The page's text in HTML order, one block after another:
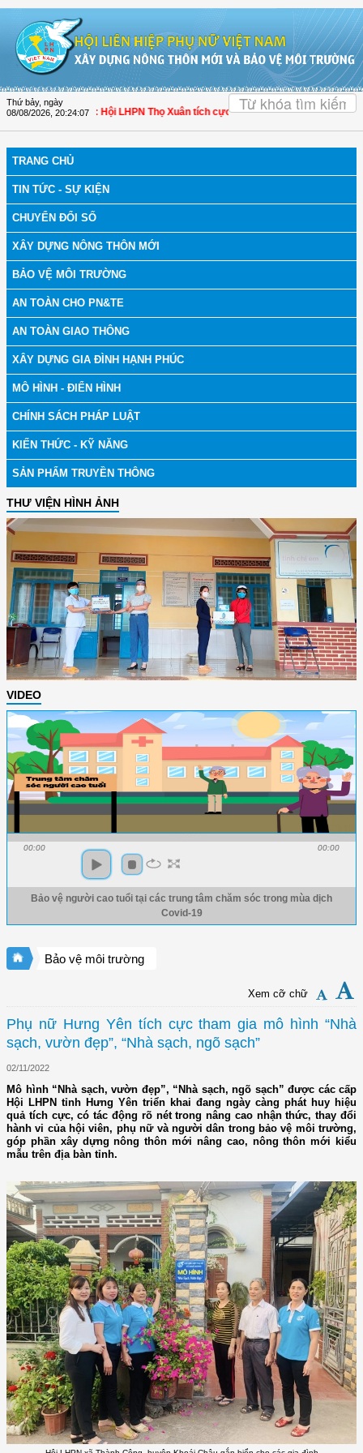
Thứ bảy, ngày
08/08/2026 20:24:08
| Thanh Hóa: Hội LHPN Thọ Xuân tích cực góp phần nâng cao tỷ lệ người
TRANG CHỦ
TIN TỨC - SỰ KIỆN
CHUYỂN ĐỔI SỐ
XÂY DỰNG NÔNG THÔN MỚI
BẢO VỆ MÔI TRƯỜNG
AN TOÀN CHO PN&TE
AN TOÀN GIAO THÔNG
XÂY DỰNG GIA ĐÌNH HẠNH PHÚC
MÔ HÌNH - ĐIỂN HÌNH
CHÍNH SÁCH PHÁP LUẬT
KIẾN THỨC - KỸ NĂNG
SẢN PHẨM TRUYỀN THÔNG
THƯ VIỆN HÌNH ẢNH
VIDEO
00:00 00:00
Bảo vệ người cao tuổi tại các trung tâm chăm sóc trong mùa dịch
Covid-19
Bảo vệ môi trường
Xem cỡ chữ
Phụ nữ Hưng Yên tích cực tham gia mô hình “Nhà
sạch, vườn đẹp”, “Nhà sạch, ngõ sạch”
02/11/2022
Mô hình “Nhà sạch, vườn đẹp”, “Nhà sạch, ngõ sạch” được các cấp
Hội LHPN tỉnh Hưng Yên triển khai đang ngày càng phát huy hiệu
quả tích cực, có tác động rõ nét trong nâng cao nhận thức, thay đổi
hành vi của hội viên, phụ nữ và người dân trong bảo vệ môi trường,
góp phần xây dựng nông thôn mới nâng cao, nông thôn mới kiểu
mẫu trên địa bàn tỉnh.
OK